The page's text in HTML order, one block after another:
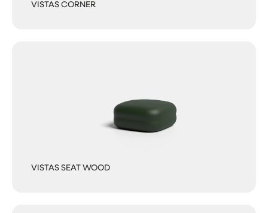
VISTAS CORNER
VISTAS SEAT WOOD